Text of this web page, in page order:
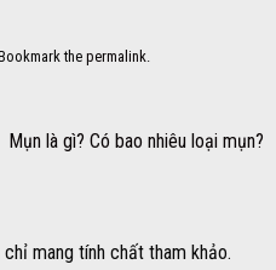
the permalink.
Mụn là gì? Có bao nhiêu loại mụn?
mang tính chất tham khảo.